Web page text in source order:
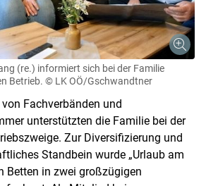
(re.) informiert sich bei der Familie
Betrieb. © LK OÖ/Gschwandtner
Fachverbänden und
unterstützten die Familie bei der
Zur Diversifizierung und
Standbein wurde „Urlaub am
Betten in zwei großzügigen